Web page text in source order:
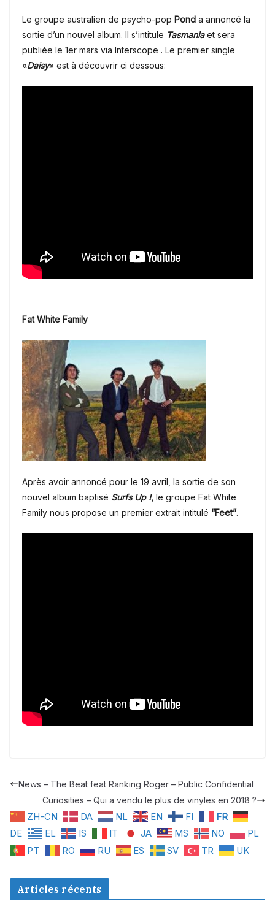
Le groupe australien de psycho-pop Pond a annoncé la
sortie d’un nouvel album. Il s’intitule Tasmaniaet sera
publiée le 1er mars via Interscope . Le premier single
«Daisy» est à découvrir ci dessous:
Fat White Family
Après avoir annoncé pour le 19 avril, la sortie de son
nouvel album baptisé Surfs Up !, le groupe Fat White
Family nous propose un premier extrait intitulé “Feet”.
News – The Beat feat Ranking Roger – Public Confidential
Curiosities – Qui a vendu le plus de vinyles en 2018 ?
ZH-CN DA NL EN FI
FR
DE
EL IS IT JA MS NO
PL
PT
RO RU ES SV TR UK
Articles récents